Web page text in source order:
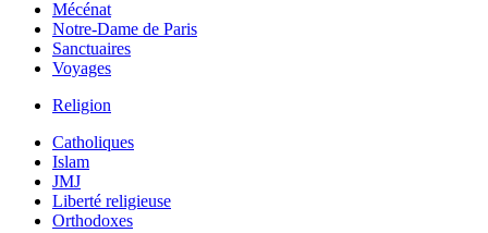
Mécénat
Notre-Dame de Paris
Sanctuaires
Voyages
Religion
Catholiques
Islam
JMJ
Liberté religieuse
Orthodoxes